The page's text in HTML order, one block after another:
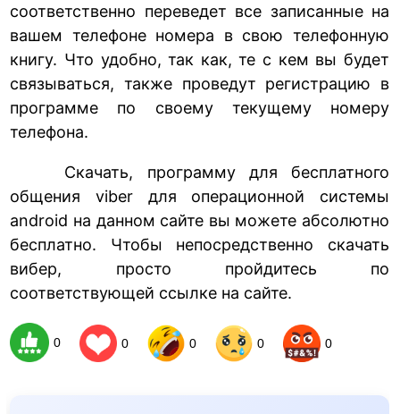
соответственно переведет все записанные на
вашем телефоне номера в свою телефонную
книгу. Что удобно, так как, те с кем вы будет
связываться, также проведут регистрацию в
программе по своему текущему номеру
телефона.
Скачать, программу для бесплатного
общения viber для операционной системы
android на данном сайте вы можете абсолютно
бесплатно. Чтобы непосредственно скачать
вибер, просто пройдитесь по
соответствующей ссылке на сайте.
0 0 0 0 0